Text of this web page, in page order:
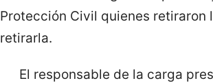
Protección Civil quienes retiraron
retirarla.
El responsable de la carga